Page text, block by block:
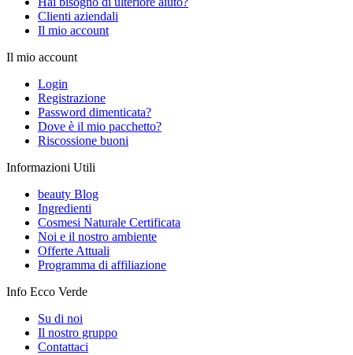
Clienti aziendali
Il mio account
Il mio account
Login
Registrazione
Password dimenticata?
Dove è il mio pacchetto?
Riscossione buoni
Informazioni Utili
beauty Blog
Ingredienti
Cosmesi Naturale Certificata
Noi e il nostro ambiente
Offerte Attuali
Programma di affiliazione
Info Ecco Verde
Su di noi
Il nostro gruppo
Contattaci